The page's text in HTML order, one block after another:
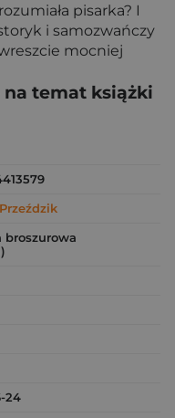
pisarka? I
i samozwańczy
mocniej
na temat książki
broszurowa
24